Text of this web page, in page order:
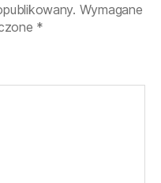
Wymagane
*